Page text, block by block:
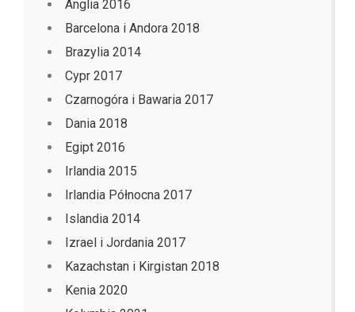
Anglia 2016
Barcelona i Andora 2018
Brazylia 2014
Cypr 2017
Czarnogóra i Bawaria 2017
Dania 2018
Egipt 2016
Irlandia 2015
Irlandia Północna 2017
Islandia 2014
Izrael i Jordania 2017
Kazachstan i Kirgistan 2018
Kenia 2020